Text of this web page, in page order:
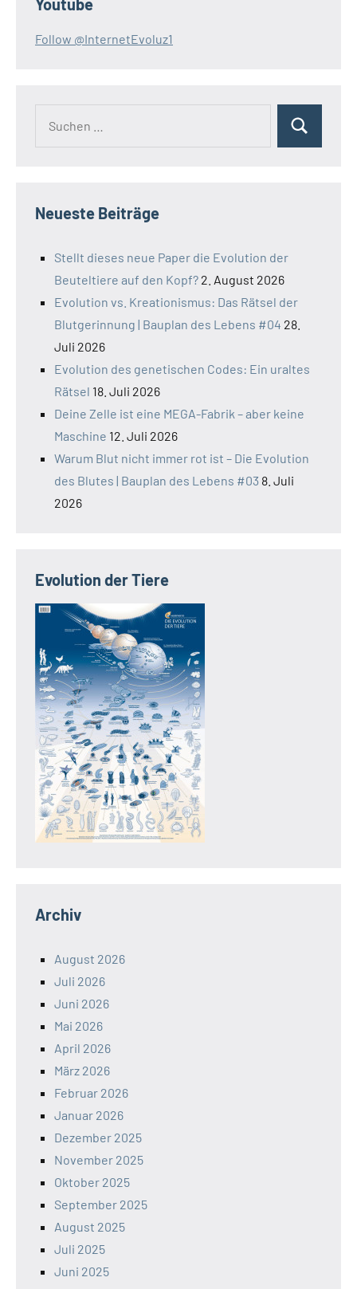
Youtube
Follow @InternetEvoluz1
Suchen
Neueste Beiträge
Stellt dieses neue Paper die Evolution der
Beuteltiere auf den Kopf? 2. August 2026
Evolution vs. Kreationismus: Das Rätsel der
Blutgerinnung | Bauplan des Lebens #04 28.
Juli 2026
Evolution des genetischen Codes: Ein uraltes
Rätsel 18. Juli 2026
Deine Zelle ist eine MEGA-Fabrik – aber keine
Maschine 12. Juli 2026
Warum Blut nicht immer rot ist – Die Evolution
des Blutes | Bauplan des Lebens #03 8. Juli
2026
Evolution der Tiere
Archiv
August 2026
Juli 2026
Juni 2026
Mai 2026
April 2026
März 2026
Februar 2026
Januar 2026
Dezember 2025
November 2025
Oktober 2025
September 2025
August 2025
Juli 2025
Juni 2025